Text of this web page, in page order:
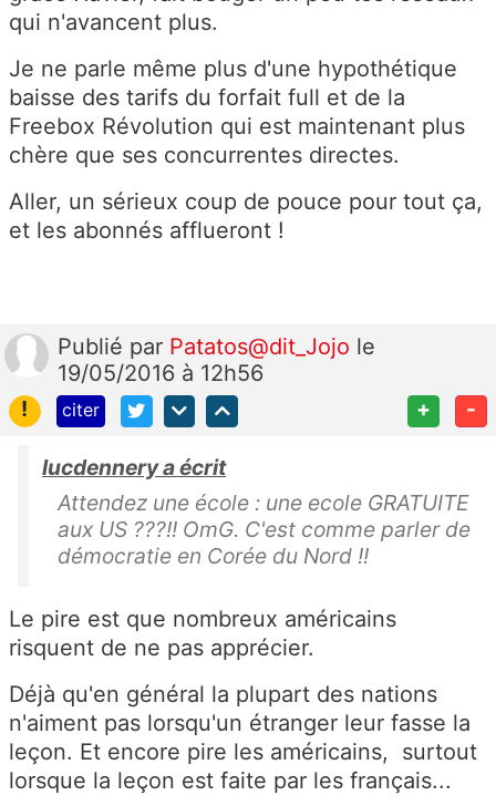
qui n'avancent plus.
Je ne parle même plus d'une hypothétique
baisse des tarifs du forfait full et de la
Freebox Révolution qui est maintenant plus
chère que ses concurrentes directes.
Aller, un sérieux coup de pouce pour tout ça,
et les abonnés afflueront !
Publié par Patatos@dit_Jojo le
19/05/2016 à 12h56
!
citer + -
lucdennery a écrit
Attendez une école : une ecole GRATUITE
aux US ???!! OmG. C'est comme parler de
démocratie en Corée du Nord !!
Le pire est que nombreux américains
risquent de ne pas apprécier.
Déjà qu'en général la plupart des nations
n'aiment pas lorsqu'un étranger leur fasse la
leçon. Et encore pire les américains, surtout
lorsque la leçon est faite par les français...